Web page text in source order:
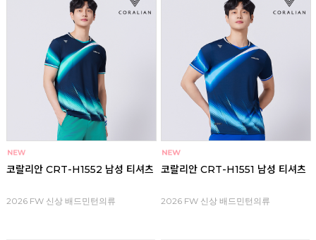
코랄리안 CRT-H1552 남성 티셔츠
2026 FW 신상 배드민턴의류
코랄리안 CRT-H1551 남성 티셔츠
2026 FW 신상 배드민턴의류